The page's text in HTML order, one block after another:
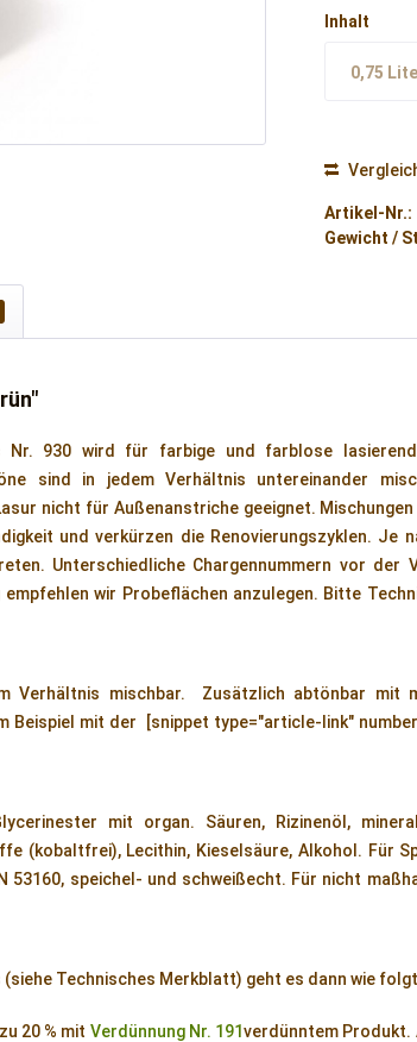
Inhalt
0,75
Artikel-Nr.:
Gewicht /
Nr. 930 wird für farbige und farblose
sind in jedem Verhältnis untereinander
nicht für Außenanstriche geeignet.
und verkürzen die Renovierungszyklen. Je
Unterschiedliche Chargennummern vor der
wir Probeflächen anzulegen. Bitte
Verhältnis mischbar. Zusätzlich abtönbar mit
Beispiel mit der [snippet type="article-link"
mit organ. Säuren, Rizinenöl,
(kobaltfrei), Lecithin, Kieselsäure, Alkohol. Für
53160, speichel- und schweißecht. Für nicht
Technisches Merkblatt) geht es dann wie
20 % mit Verdünnung Nr. 191verdünntem Produkt.